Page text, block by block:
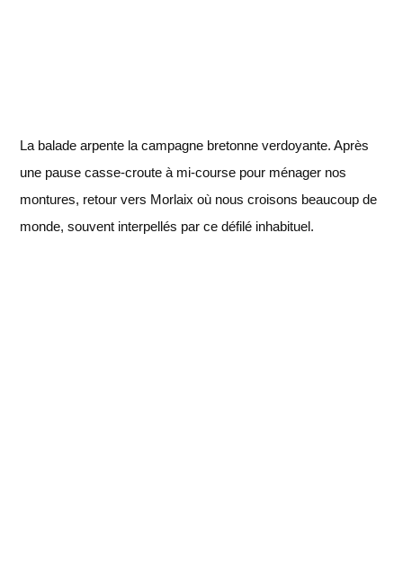
La balade arpente la campagne bretonne verdoyante. Après
une pause casse-croute à mi-course pour ménager nos
montures, retour vers Morlaix où nous croisons beaucoup de
monde, souvent interpellés par ce défilé inhabituel.